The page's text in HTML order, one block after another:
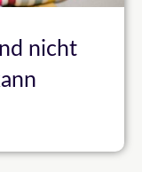
nicht